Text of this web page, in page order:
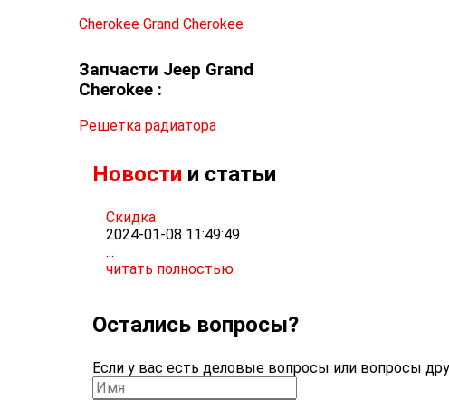
Cherokee Grand Cherokee
Запчасти Jeep Grand
Cherokee :
Решетка радиатора
Новости и статьи
Скидка
2024-01-08 11:49:49
...
читать полностью
Остались вопросы?
Если у вас есть деловые вопросы или вопросы